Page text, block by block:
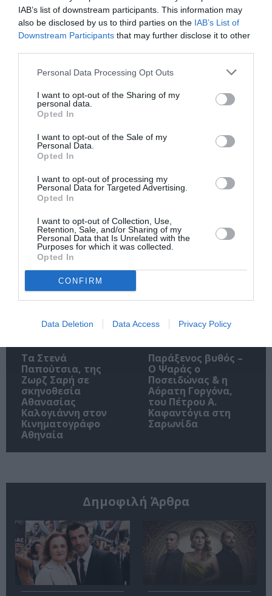
IAB’s list of downstream participants. This information may
also be disclosed by us to third parties on the IAB’s List of
Downstream Participants that may further disclose it to other
Personal Data Processing Opt Outs
I want to opt-out of the Sharing of my
personal data.
Opted In
I want to opt-out of the Sale of my
Personal Data.
Opted In
I want to opt-out of processing my
Personal Data for Targeted Advertising.
Opted In
I want to opt-out of Collection, Use,
Retention, Sale, and/or Sharing of my
Personal Data that Is Unrelated with the
Purposes for which it was collected.
Opted In
CONFIRM
Data Deletion Data Access Privacy Policy
Ακολουθήστε το Culturenow.gr
Σχετικά Άρθρα
ΚΠΙΣΝ: Park your
Cinema – Αύγουστος
O κύριος Βρομύλος,
σκηνοθεσία
Δημήτρη Δεγαΐτη
στο 12ο Διεθνές
Τα Στενά
Παπούτσια, της
Ζωρζ Σαρή σε
σκηνοθεσία
Αθανασίας
Καλογιάννη στον
Κινηματογράφο
Αθηναία
Παράξενος βυθός –
Ο Ψαράς ο
Ποσειδώνας & η
Αόρατη Γοργόνα,
του Πέτρου Α.
Καφαντόγια στη
Σαρωνίδα
Δημοφιλή Άρθρα